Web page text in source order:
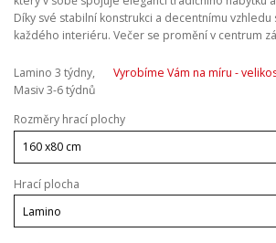
Díky své stabilní konstrukci a decentnímu
každého interiéru. Večer se promění v centrum
Lamino 3 týdny,
Masiv 3-6 týdnů
Vyrobíme Vám na míru -
Rozměry hrací plochy
Hrací plocha